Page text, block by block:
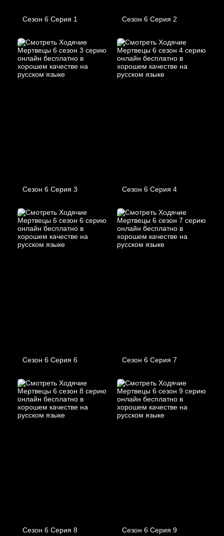
Сезон 6 Серия 1 Сезон 6 Серия 2
Сезон 6 Серия 3 Сезон 6 Серия 4
Сезон 6 Серия 6 Сезон 6 Серия 7
Сезон 6 Серия 8 Сезон 6 Серия 9